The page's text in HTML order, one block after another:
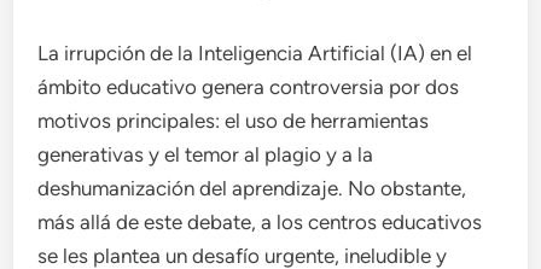
La irrupción de la Inteligencia Artificial (IA) en el
ámbito educativo genera controversia por dos
motivos principales: el uso de herramientas
generativas y el temor al plagio y a la
deshumanización del aprendizaje. No obstante,
más allá de este debate, a los centros educativos
se les plantea un desafío urgente, ineludible y